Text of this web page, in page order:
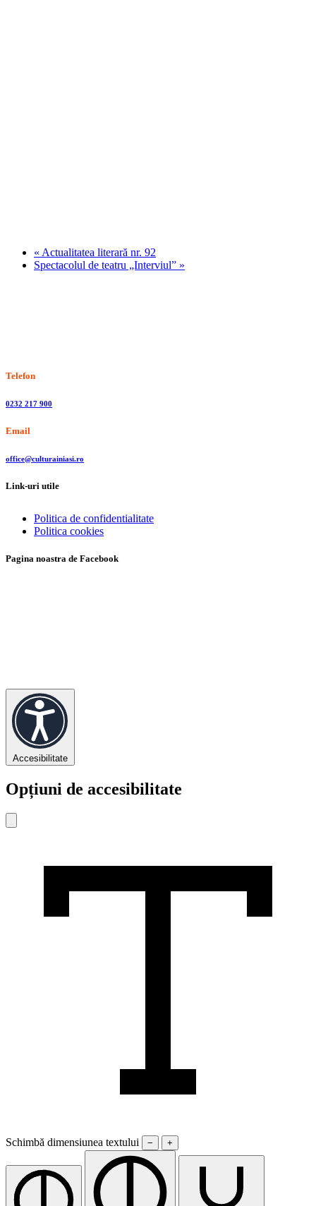
« Actualitatea literară nr. 92
Spectacolul de teatru „Interviul” »
Telefon
0232 217 900
Email
office@culturainiasi.ro
Link-uri utile
Politica de confidentialitate
Politica cookies
Pagina noastra de Facebook
Accesibilitate
Opțiuni de accesibilitate
Schimbă dimensiunea textului − +